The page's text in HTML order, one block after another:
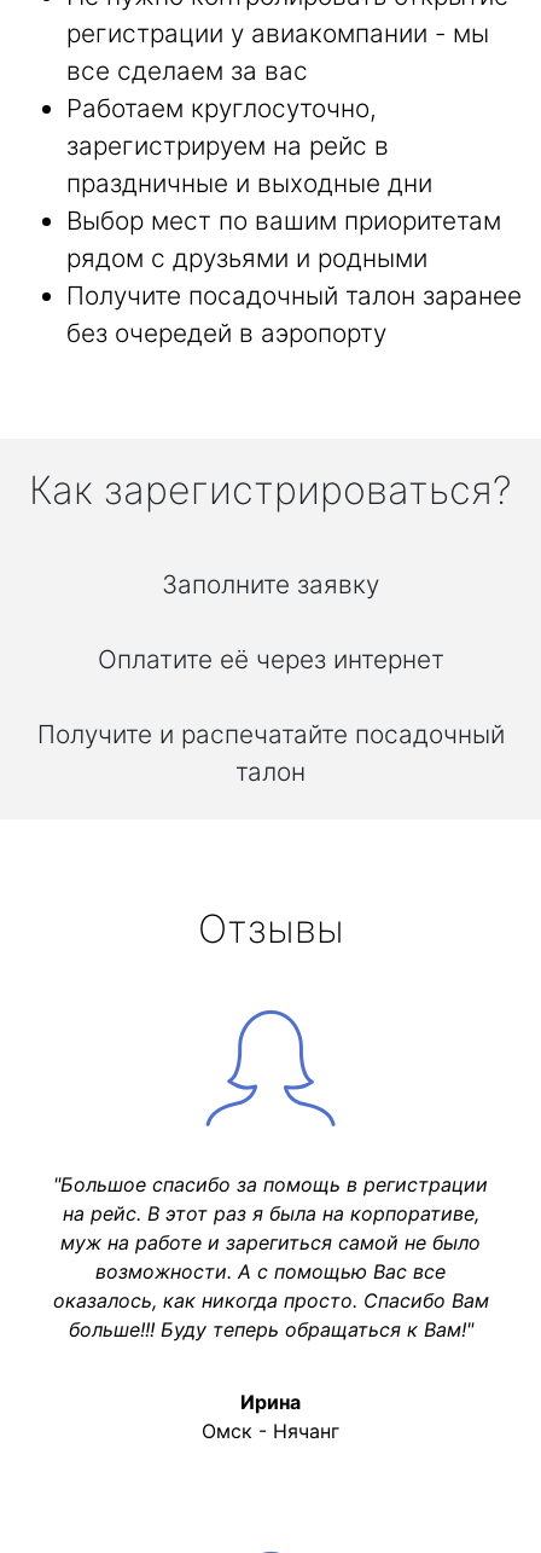
регистрации у авиакомпании - мы
все сделаем за вас
Работаем круглосуточно,
зарегистрируем на рейс в
праздничные и выходные дни
Выбор мест по вашим приоритетам
рядом с друзьями и родными
Получите посадочный талон заранее
без очередей в аэропорту
Как зарегистрироваться?
Заполните заявку
Оплатите её через интернет
Получите и распечатайте посадочный
талон
Отзывы
"Большое спасибо за помощь в регистрации
на рейс. В этот раз я была на корпоративе,
муж на работе и зарегиться самой не было
возможности. А с помощью Вас все
оказалось, как никогда просто. Спасибо Вам
больше!!! Буду теперь обращаться к Вам!"
Ирина
Омск - Нячанг